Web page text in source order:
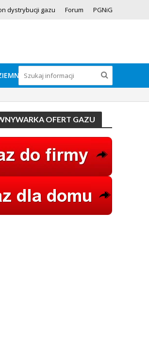
dystrybucji gazu Forum PGNiG
OFERT GAZU